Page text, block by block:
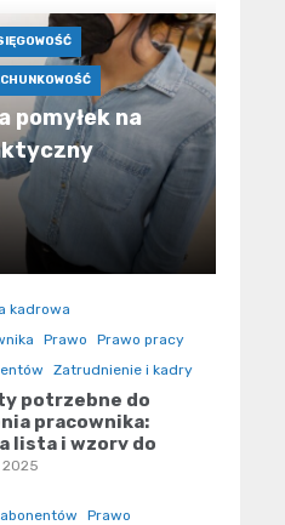
pomyłek na
kadrowa
Prawo
Prawo pracy
Zatrudnienie i kadry
potrzebne do
pracownika:
lista i wzory do
Prawo